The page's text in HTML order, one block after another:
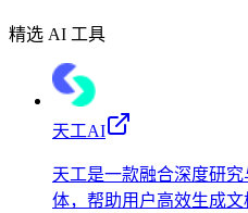
精选 AI 工具
天工AI
天工是一款融合深度研
体，帮助用户高效生成文